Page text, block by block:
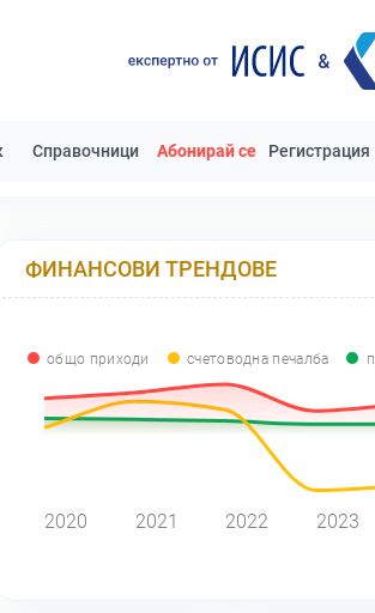
Справочници Абонирай се Регистрация
ФИНАНСОВИ ТРЕНДОВЕ
общо приходи счетоводна печалба
2020 2021 2022 2023